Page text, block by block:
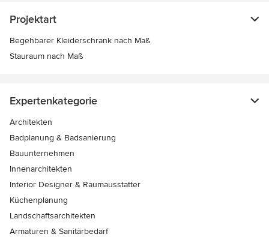
Projektart
Begehbarer Kleiderschrank nach Maß
Stauraum nach Maß
Expertenkategorie
Architekten
Badplanung & Badsanierung
Bauunternehmen
Innenarchitekten
Interior Designer & Raumausstatter
Küchenplanung
Landschaftsarchitekten
Armaturen & Sanitärbedarf